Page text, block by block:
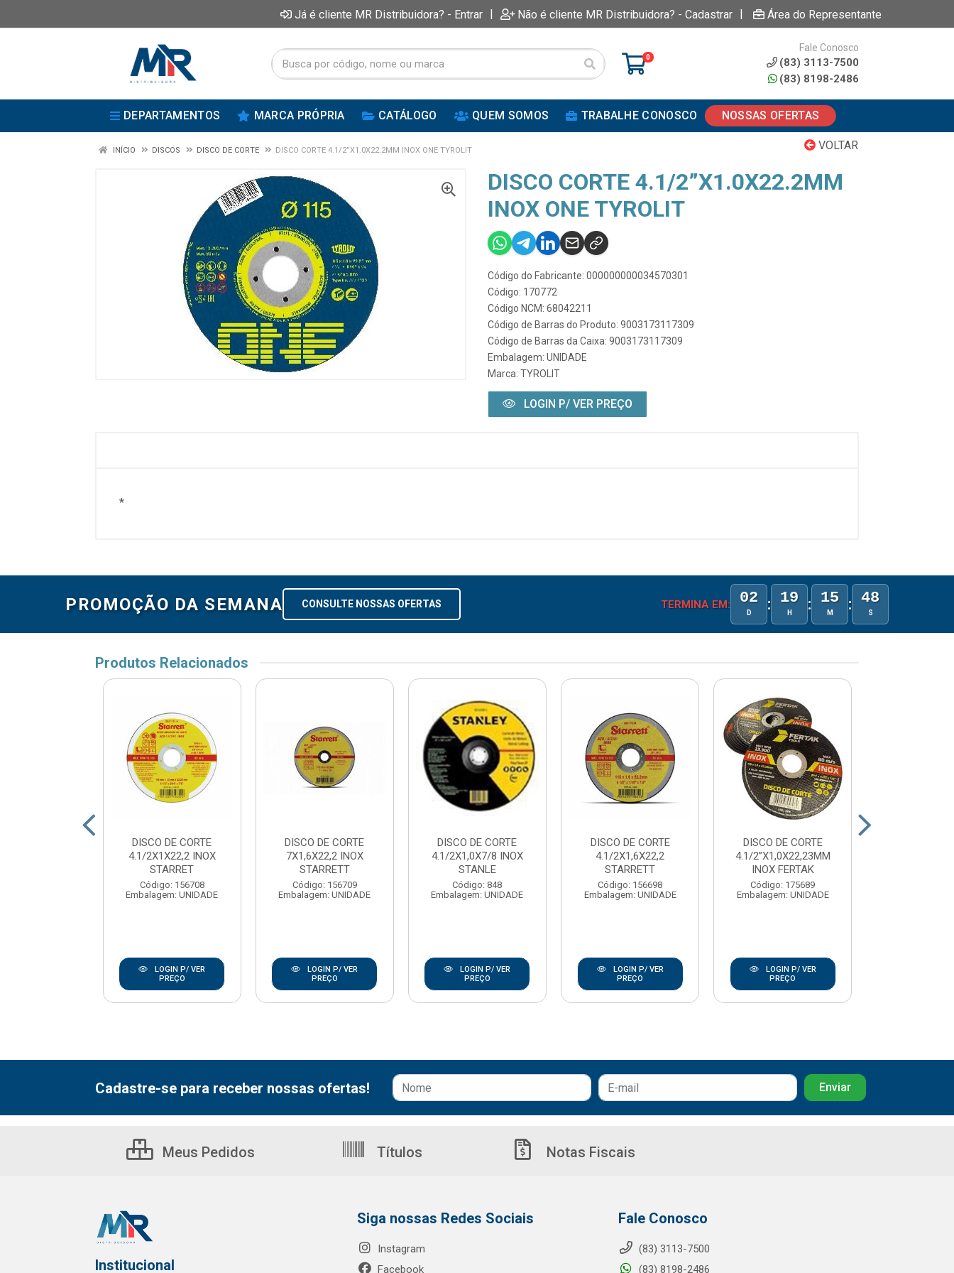
Já é cliente MR Distribuidora? - Entrar | Não é cliente MR Distribuidora? - Cadastrar | Área do Representante
0
Fale Conosco
(83) 3113-7500
(83) 8198-2486
DEPARTAMENTOS MARCA PRÓPRIA CATÁLOGO QUEM SOMOS TRABALHE CONOSCO NOSSAS OFERTAS
VOLTAR
INÍCIO DISCOS DISCO DE CORTE DISCO CORTE 4.1/2”X1.0X22.2MM INOX ONE TYROLIT
DISCO CORTE 4.1/2”X1.0X22.2MM
INOX ONE TYROLIT
Código do Fabricante: 000000000034570301
Código: 170772
Código NCM: 68042211
Código de Barras do Produto: 9003173117309
Código de Barras da Caixa: 9003173117309
Embalagem: UNIDADE
Marca: TYROLIT
LOGIN P/ VER PREÇO
*
PROMOÇÃO DA SEMANA CONSULTE NOSSAS OFERTAS TERMINA EM: 02
D : 19
H : 15
M : 48
S
Produtos Relacionados
DISCO DE CORTE
4.1/2X1X22,2 INOX
STARRET
Código: 156708
Embalagem: UNIDADE
LOGIN P/ VER
PREÇO
DISCO DE CORTE
7X1,6X22,2 INOX
STARRETT
Código: 156709
Embalagem: UNIDADE
LOGIN P/ VER
PREÇO
DISCO DE CORTE
4.1/2X1,0X7/8 INOX
STANLE
Código: 848
Embalagem: UNIDADE
LOGIN P/ VER
PREÇO
DISCO DE CORTE
4.1/2X1,6X22,2
STARRETT
Código: 156698
Embalagem: UNIDADE
LOGIN P/ VER
PREÇO
DISCO DE CORTE
4.1/2”X1,0X22,23MM
INOX FERTAK
Código: 175689
Embalagem: UNIDADE
LOGIN P/ VER
PREÇO
Cadastre-se para receber nossas ofertas!
Meus Pedidos Títulos Notas Fiscais
Institucional
Siga nossas Redes Sociais
Instagram
Facebook
Fale Conosco
(83) 3113-7500
(83) 8198-2486